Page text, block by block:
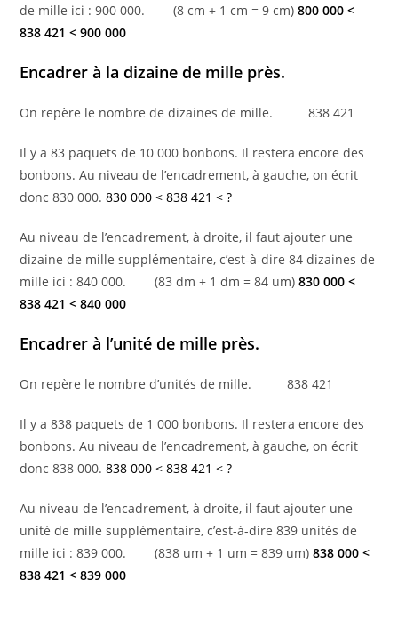
de mille ici : 900 000. (8 cm + 1 cm = 9 cm)800 000 <
838 421 < 900 000
Encadrer à la dizaine de mille près.
On repère le nombre de dizaines de mille. 838 421
Il y a 83 paquets de 10 000 bonbons. Il restera encore des
bonbons. Au niveau de l’encadrement, à gauche, on écrit
donc 830 000.830 000 < 838 421 < ?
Au niveau de l’encadrement, à droite, il faut ajouter une
dizaine de mille supplémentaire, c’est-à-dire 84 dizaines de
mille ici : 840 000. (83 dm + 1 dm = 84 um)830 000 <
838 421 < 840 000
Encadrer à l’unité de mille près.
On repère le nombre d’unités de mille. 838 421
Il y a 838 paquets de 1 000 bonbons. Il restera encore des
bonbons. Au niveau de l’encadrement, à gauche, on écrit
donc 838 000.838 000 < 838 421 < ?
Au niveau de l’encadrement, à droite, il faut ajouter une
unité de mille supplémentaire, c’est-à-dire 839 unités de
mille ici : 839 000. (838 um + 1 um = 839 um)838 000 <
838 421 < 839 000